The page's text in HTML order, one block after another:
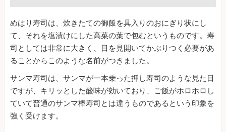
めはり寿司は、炊きたての御飯を具入りのおにぎり状にし
て、それを塩漬けにした高菜の葉で包むというものです。寿
司としては非常に大きく、目を見開いてかぶりつく必要があ
ることからこのような名前がつきました。
サンマ寿司は、サンマが一本乗った押し寿司のような見た目
ですが、キリッとした酸味が効いており、ご飯がホロホロし
ていて普通のサンマ棒寿司とは違うものであるという印象を
強く受けます。